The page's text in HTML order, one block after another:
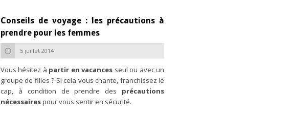
Conseils de voyage : les précautions à
prendre pour les femmes
5 juillet 2014
Vous hésitez à partir en vacances seul ou avec un
groupe de filles ? Si cela vous chante, franchissez le
cap, à condition de prendre des précautions
nécessairespour vous sentir en sécurité.